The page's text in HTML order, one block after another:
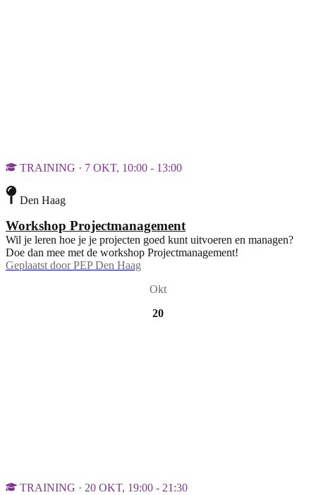
TRAINING · 7 OKT, 10:00 - 13:00
Den Haag
Workshop Projectmanagement
Wil je leren hoe je je projecten goed kunt uitvoeren en managen?
Doe dan mee met de workshop Projectmanagement!
Geplaatst door PEP Den Haag
Okt
20
TRAINING · 20 OKT, 19:00 - 21:30